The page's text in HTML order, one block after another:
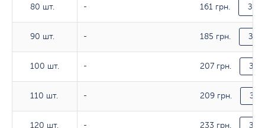
80 шт.
90 шт.
100 шт.
110 шт.
120 шт.
80 шт. - 161 грн.
90 шт. - 185 грн.
100 шт. - 207 грн.
110 шт. - 209 грн.
120 шт. - 233 грн.